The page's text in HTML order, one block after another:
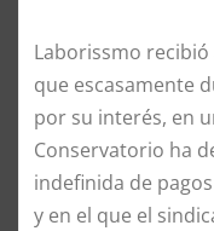
Laborissmo
que escasamente
por su interés, en
Conservatorio ha
indefinida de
y en el que el